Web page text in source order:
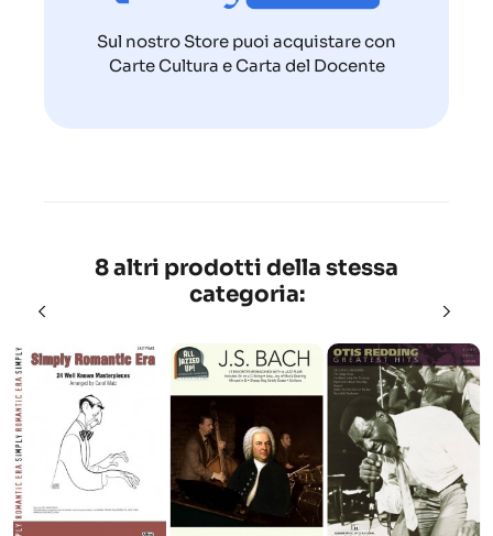
Sul nostro Store puoi acquistare con
Carte Cultura e Carta del Docente
8 altri prodotti della stessa
categoria: